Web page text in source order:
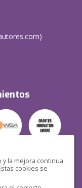
la mejora continua
cookies se
)